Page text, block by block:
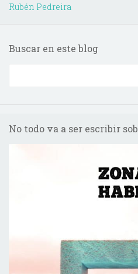
Rubén Pedreira
Buscar en este blog
No todo va a ser escribir